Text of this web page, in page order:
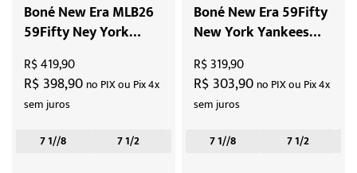
Boné New Era MLB26
59Fifty Ney York
Wankees "Navy"
R$ 398,90 no PIX ou Pix 4x
sem juros
R$ 419,90
7 1//8 7 1/2 7 1/4 7 3/8
Boné New Era 59Fifty
New York Yankees
"Navy"
R$ 303,90 no PIX ou Pix 4x
sem juros
R$ 319,90
7 1//8 7 1/2